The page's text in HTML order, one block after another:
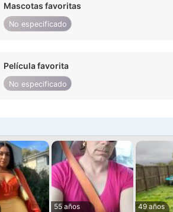
Mascotas favoritas
No especificado
Película favorita
No especificado
55 años
49 años